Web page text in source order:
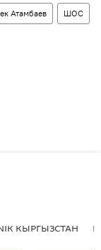
Атамбаев ШОС
КЫРГЫЗСТАН